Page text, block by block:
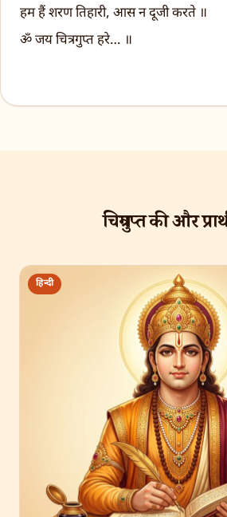
हम हैं शरण तिहारी, आस न दूजी करते ॥
ॐ जय चित्रगुप्त हरे… ॥
चित्रगुप्त की और
हिन्दी